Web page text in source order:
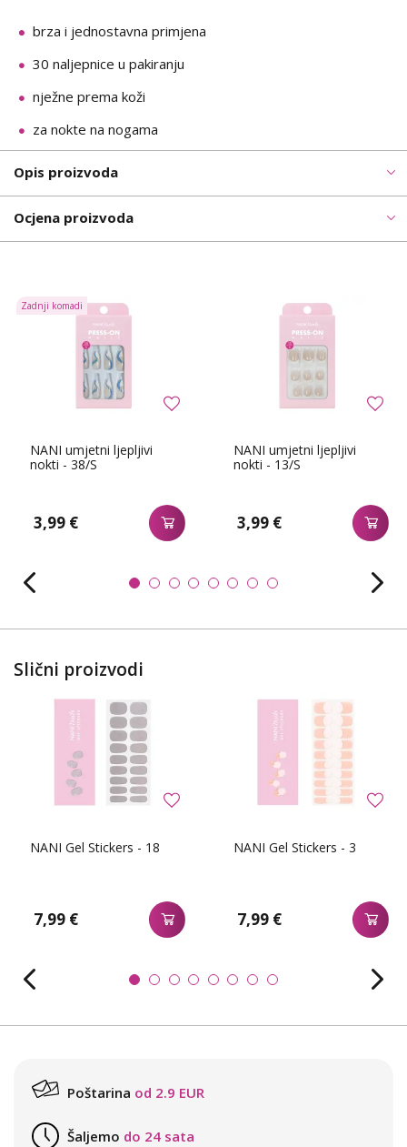
brza i jednostavna primjena
30 naljepnice u pakiranju
nježne prema koži
za nokte na nogama
Opis proizvoda
Ocjena proizvoda
NANI umjetni ljepljivi
nokti - 38/S
3,99 €
Zadnji komadi
NANI umjetni ljepljivi
nokti - 13/S
3,99 €
Slični proizvodi
NANI Gel Stickers - 18
7,99 €
NANI Gel Stickers - 3
7,99 €
Poštarina od 2.9 EUR
Šaljemo do 24 sata